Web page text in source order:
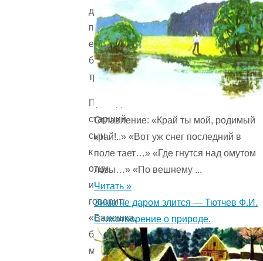
другой
пропадет,
ехал
бы
третий.
Приходит
старший
сын
к
отцу
и
говорит:
«Батюшка,
благословите
меня!
Оглавление: «Край ты мой, родимый
край!..» «Вот уж снег последний в
поле тает…» «Где гнутся над омутом
лозы…» «По вешнему ...
Читать »
Зима не даром злится — Тютчев Ф.И.
Стихотворение о природе.